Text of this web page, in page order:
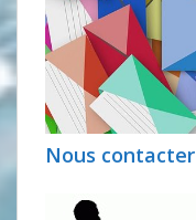
Nous contacter